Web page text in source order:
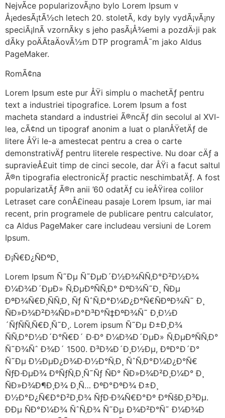
NejvÃ­ce popularizovÃ¡no bylo Lorem Ipsum v
Å¡edesÃ¡tÃ½ch letech 20. stoletÃ­, kdy byly vydÃ¡vÃ¡ny
speciÃ¡lnÃ­ vzornÃ­ky s jeho pasÃ¡Å¾emi a pozdÄ›ji pak
dÃ­ky poÄÃ­taÄovÃ½m DTP programÅ¯m jako Aldus
PageMaker.
RomÃ¢na
Lorem Ipsum este pur ÅŸi simplu o machetÄƒ pentru
text a industriei tipografice. Lorem Ipsum a fost
macheta standard a industriei Ã®ncÄƒ din secolul al XVI-
lea, cÃ¢nd un tipograf anonim a luat o planÅŸetÄƒ de
litere ÅŸi le-a amestecat pentru a crea o carte
demonstrativÄƒ pentru literele respective. Nu doar cÄƒ a
supravieÅ£uit timp de cinci secole, dar ÅŸi a facut saltul
Ã®n tipografia electronicÄƒ practic neschimbatÄƒ. A fost
popularizatÄƒ Ã®n anii ’60 odatÄƒ cu ieÅŸirea colilor
Letraset care conÅ£ineau pasaje Lorem Ipsum, iar mai
recent, prin programele de publicare pentru calculator,
ca Aldus PageMaker care includeau versiuni de Lorem
Ipsum.
Ð¡Ñ€Ð¿ÑÐºÐ¸
Lorem Ipsum Ñ˜Ðµ Ñ˜ÐµÐ´Ð½Ð¾ÑÑ‚Ð°Ð²Ð½Ð¾
Ð¼Ð¾Ð´ÐµÐ» Ñ‚ÐµÐºÑÑ‚Ð° ÐºÐ¾Ñ˜Ð¸ ÑÐµ
ÐºÐ¾Ñ€Ð¸ÑÑ‚Ð¸ Ñƒ ÑˆÑ‚Ð°Ð¼Ð¿Ð°Ñ€ÑÐºÐ¾Ñ˜ Ð¸
ÑÐ»Ð¾Ð²Ð¾ÑÐ»Ð°Ð³Ð°Ñ‡ÐºÐ¾Ñ˜ Ð¸Ð½Ð
´ÑƒÑÑ‚Ñ€Ð¸Ñ˜Ð¸. Lorem ipsum Ñ˜Ðµ Ð±Ð¸Ð¾
ÑÑ‚Ð°Ð½Ð´Ð°Ñ€Ð´ Ð·Ð° Ð¼Ð¾Ð´ÐµÐ» Ñ‚ÐµÐºÑÑ‚Ð°
Ñ˜Ð¾Ñˆ Ð¾Ð´ 1500. Ð³Ð¾Ð´Ð¸Ð½Ðµ, ÐºÐ°Ð´Ð°
Ñ˜Ðµ Ð½ÐµÐ¿Ð¾Ð·Ð½Ð°Ñ‚Ð¸ ÑˆÑ‚Ð°Ð¼Ð¿Ð°Ñ€
ÑƒÐ·ÐµÐ¾ ÐºÑƒÑ‚Ð¸Ñ˜Ñƒ ÑÐ° ÑÐ»Ð¾Ð²Ð¸Ð¼Ð° Ð¸
ÑÐ»Ð¾Ð¶Ð¸Ð¾ Ð¸Ñ… ÐºÐ°ÐºÐ¾ Ð±Ð¸
Ð½Ð°Ð¿Ñ€Ð°Ð²Ð¸Ð¾ ÑƒÐ·Ð¾Ñ€Ð°Ðº ÐºÑšÐ¸Ð³Ðµ.
ÐÐµ ÑÐ°Ð¼Ð¾ ÑˆÑ‚Ð¾ Ñ˜Ðµ Ð¾Ð²Ð°Ñ˜ Ð¼Ð¾Ð